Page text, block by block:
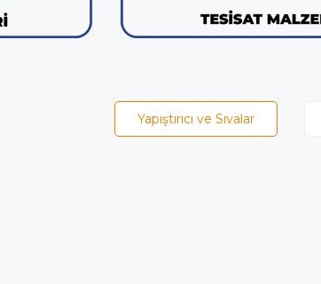
Yapıştırıcı ve Sıvalar